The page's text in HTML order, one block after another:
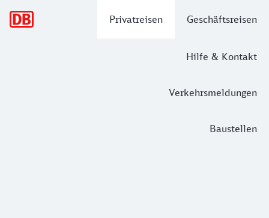
Privatreisen Geschäftsreisen
Hilfe & Kontakt
Verkehrsmeldungen
Baustellen